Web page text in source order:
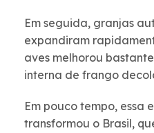
Em seguida, granjas
expandiram
aves melhorou
interna de frango
Em pouco tempo, essa
transformou o Brasil,